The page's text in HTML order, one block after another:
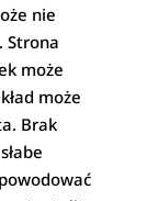
nie
Strona
może
może
Brak